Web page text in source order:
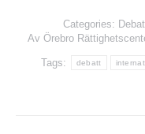
Categories:
Av Örebro
Tags: debatt